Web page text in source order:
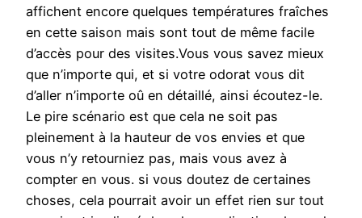
affichent encore quelques températures fraîches
en cette saison mais sont tout de même facile
d’accès pour des visites.Vous vous savez mieux
que n’importe qui, et si votre odorat vous dit
d’aller n’importe oû en détaillé, ainsi écoutez-le.
Le pire scénario est que cela ne soit pas
pleinement à la hauteur de vos envies et que
vous n’y retourniez pas, mais vous avez à
compter en vous. si vous doutez de certaines
choses, cela pourrait avoir un effet rien sur tout